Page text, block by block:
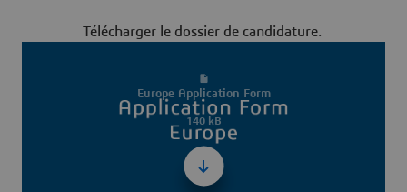
Télécharger le dossier de candidature.
Europe Application Form
140 kB